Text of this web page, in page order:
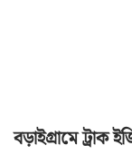
বড়াইগ্রামে ট্রাক